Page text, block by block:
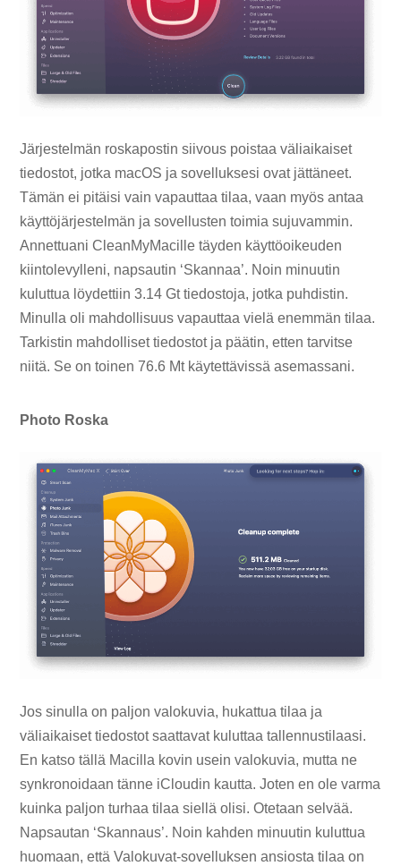
Järjestelmän roskapostin siivous poistaa väliaikaiset
tiedostot, jotka macOS ja sovelluksesi ovat jättäneet.
Tämän ei pitäisi vain vapauttaa tilaa, vaan myös antaa
käyttöjärjestelmän ja sovellusten toimia sujuvammin.
Annettuani CleanMyMacille täyden käyttöoikeuden
kiintolevylleni, napsautin ‘Skannaa’. Noin minuutin
kuluttua löydettiin 3.14 Gt tiedostoja, jotka puhdistin.
Minulla oli mahdollisuus vapauttaa vielä enemmän tilaa.
Tarkistin mahdolliset tiedostot ja päätin, etten tarvitse
niitä. Se on toinen 76.6 Mt käytettävissä asemassani.
Photo Roska
Jos sinulla on paljon valokuvia, hukattua tilaa ja
väliaikaiset tiedostot saattavat kuluttaa tallennustilaasi.
En katso tällä Macilla kovin usein valokuvia, mutta ne
synkronoidaan tänne iCloudin kautta. Joten en ole varma
kuinka paljon turhaa tilaa siellä olisi. Otetaan selvää.
Napsautan ‘Skannaus’. Noin kahden minuutin kuluttua
huomaan, että Valokuvat-sovelluksen ansiosta tilaa on